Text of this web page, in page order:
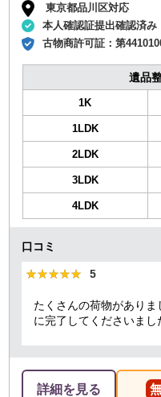
東京都品川区対応
本人確認証提出確認済み
古物商許可証：第
遺品
1K
1LDK
2LDK
3LDK
4LDK
口コミ
★★★★★
★★★★★ 5
たくさんの荷物があり
に完了してくださいまし
ありがとうございまし
詳細を見る